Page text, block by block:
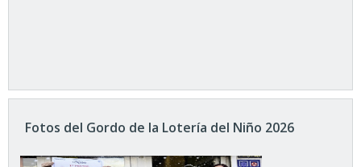
Fotos del Gordo de la Lotería del Niño 2026